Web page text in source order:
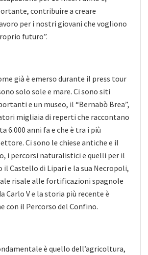
contribuire a creare
per i nostri giovani che vogliono
futuro”.
già è emerso durante il press tour
solo sole e mare. Ci sono siti
e un museo, il “Bernabò Brea”,
migliaia di reperti che raccontano
6.000 anni fa e che è tra i più
Ci sono le chiese antiche e il
i percorsi naturalistici e quelli per il
il Castello di Lipari e la sua Necropoli,
risale alle fortificazioni spagnole
Carlo V e la storia più recente è
con il Percorso del Confino.
è quello dell’agricoltura,